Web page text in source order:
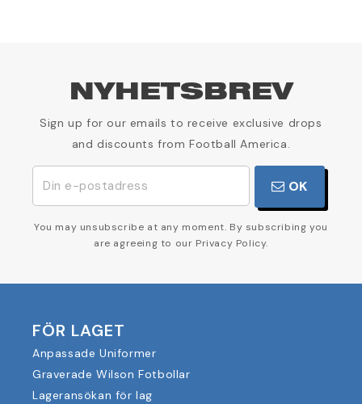
NYHETSBREV
Sign up for our emails to receive exclusive drops
and discounts from Football America.
OK
You may unsubscribe at any moment. By subscribing you
are agreeing to our Privacy Policy.
FÖR LAGET
Anpassade Uniformer
Graverade Wilson Fotbollar
Lageransökan för lag